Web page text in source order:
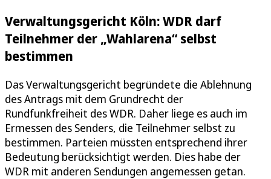
Verwaltungsgericht Köln: WDR darf
Teilnehmer der „Wahlarena“ selbst
bestimmen
Das Verwaltungsgericht begründete die Ablehnung
des Antrags mit dem Grundrecht der
Rundfunkfreiheit des WDR. Daher liege es auch im
Ermessen des Senders, die Teilnehmer selbst zu
bestimmen. Parteien müssten entsprechend ihrer
Bedeutung berücksichtigt werden. Dies habe der
WDR mit anderen Sendungen angemessen getan.